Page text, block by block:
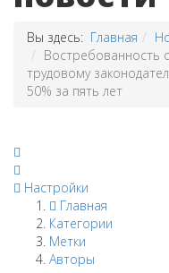
Вы здесь: Главная
Востребованность
трудовому
50% за пять лет
Настройки
Главная
Категории
Метки
Авторы